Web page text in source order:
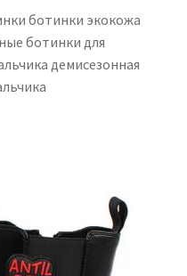
ботинки экокожа
ботинки для
демисезонная